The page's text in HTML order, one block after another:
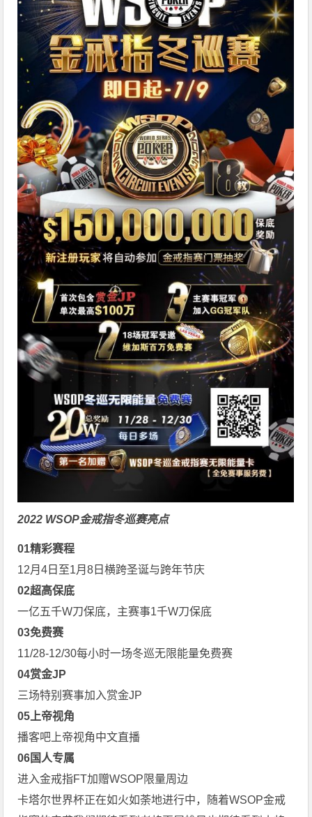
2022 WSOP金戒指冬巡赛亮点
01精彩赛程
12月4日至1月8日横跨圣诞与跨年节庆
02超高保底
一亿五千W刀保底，主赛事1千W刀保底
03免费赛
11/28-12/30每小时一场冬巡无限能量免费赛
04赏金JP
三场特别赛事加入赏金JP
05 上帝视角
播客吧上帝视角中文直播
06国人专属
进入金戒指FT加赠WSOP限量周边
卡塔尔世界杯正在如火如荼地进行中，随着WSOP金戒